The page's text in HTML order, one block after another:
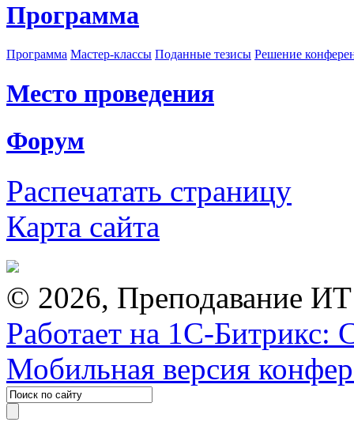
Программа
Программа Мастер-классы Поданные тезисы Решение
Место проведения
Форум
Распечатать страницу
Карта сайта
© 2026, Преподавание
Работает на 1С-Битрикс:
Мобильная версия